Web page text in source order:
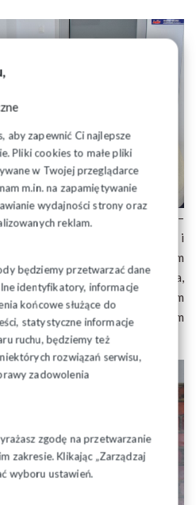
aby zapewnić Ci najlepsze
Pliki cookies to małe pliki
w Twojej przeglądarce
m.in. na zapamiętywanie
wydajności strony oraz
reklam.
będziemy przetwarzać dane
identyfikatory, informacje
końcowe służące do
statystyczne informacje
ruchu, będziemy też
rozwiązań serwisu,
zadowolenia
zgodę na przetwarzanie
zakresie. Klikając „Zarządzaj
wyboru ustawień.
Zarządu Regionu –
„Ta wojna jest tak blisko i
„Solidarność” i tym razem
naród otwieramy nasze serca,
pomagając uchodźcom
matkom z dziećmi i osobom